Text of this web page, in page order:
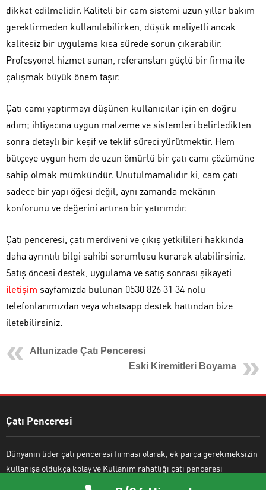
dikkat edilmelidir. Kaliteli bir cam sistemi uzun yıllar bakım
gerektirmeden kullanılabilirken, düşük maliyetli ancak
kalitesiz bir uygulama kısa sürede sorun çıkarabilir.
Profesyonel hizmet sunan, referansları güçlü bir firma ile
çalışmak büyük önem taşır.
Çatı camı yaptırmayı düşünen kullanıcılar için en doğru
adım; ihtiyacına uygun malzeme ve sistemleri belirledikten
sonra detaylı bir keşif ve teklif süreci yürütmektir. Hem
bütçeye uygun hem de uzun ömürlü bir çatı camı çözümüne
sahip olmak mümkündür. Unutulmamalıdır ki, cam çatı
sadece bir yapı öğesi değil, aynı zamanda mekânın
konforunu ve değerini artıran bir yatırımdır.
Çatı penceresi, çatı merdiveni ve çıkış yetkilileri hakkında
daha ayrıntılı bilgi sahibi sorumlusu kurarak alabilirsiniz.
Satış öncesi destek, uygulama ve satış sonrası şikayeti
iletişim sayfamızda bulunan 0530 826 31 34 nolu
telefonlarımızdan veya whatsapp destek hattından bize
iletebilirsiniz.
Altunizade Çatı Penceresi
Eski Kiremitleri Boyama
Çatı Penceresi
Dünyanın lider çatı penceresi firması olarak, ek parça gerekmeksizin
kullanışa oldukça kolay ve Kullanım rahatlığı çatı penceresi
modellerini burada bulabilirsiniz.